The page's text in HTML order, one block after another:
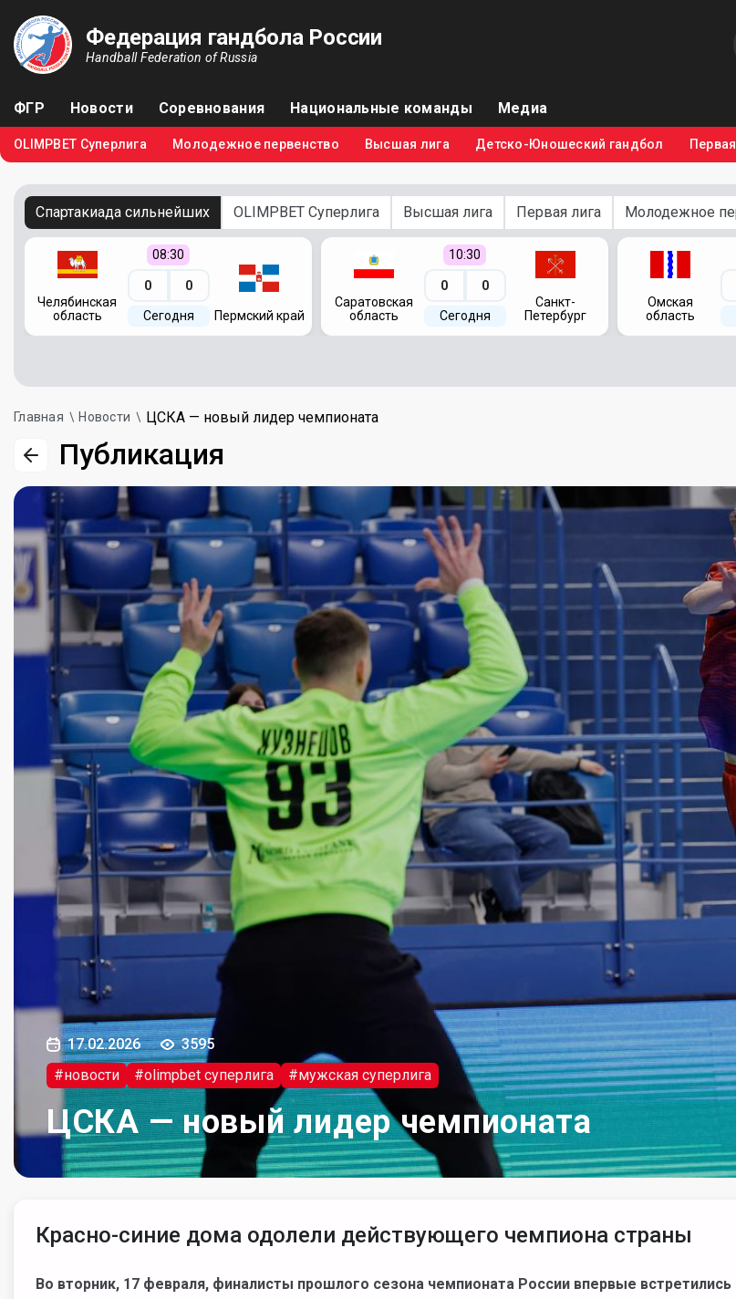
Федерация гандбола России
Handball Federation of Russia
ФГР Новости Соревнования Национальные команды Медиа
OLIMPBET Суперлига Молодежное первенство Высшая лига Детско-Юношеский гандбол
Спартакиада сильнейших OLIMPBET Суперлига Высшая лига Первая лига Молодежное
Челябинская
область
08:30
0 0
Сегодня Пермский край
Саратовская
область
10:30
0 0
Сегодня
Санкт-
Петербург
Омская
область
Главная Новости ЦСКА — новый лидер чемпионата
Публикация
17.02.2026
3595
#новости
#olimpbet суперлига #мужская суперлига
ЦСКА — новый лидер чемпионата
Красно-синие дома одолели действующего чемпиона страны
Во вторник, 17 февраля, финалисты прошлого сезона чемпионата России впервые встретились